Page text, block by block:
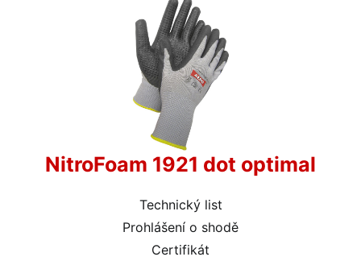
NitroFoam 1921 dot optimal
Technický list
Prohlášení o shodě
Certifikát